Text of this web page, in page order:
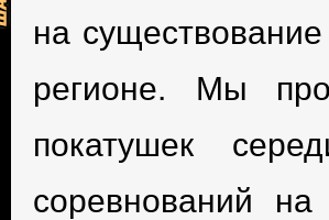
на
регионе. Мы
покатушек
соревнований